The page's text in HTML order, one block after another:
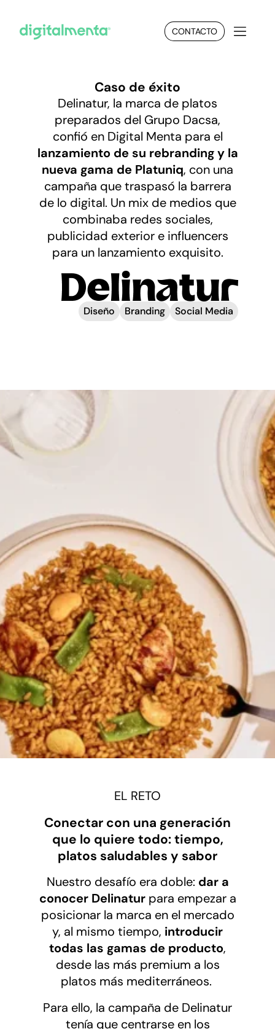
CONTACTO
Caso de éxito
Delinatur, la marca de platos
preparados del Grupo Dacsa,
confió en Digital Menta para el
lanzamiento de su rebranding y la
nueva gama de Platuniq, con una
campaña que traspasó la barrera
de lo digital. Un mix de medios que
combinaba redes sociales,
publicidad exterior e influencers
para un lanzamiento exquisito.
Diseño Branding Social Media
EL RETO
Conectar con una generación
que lo quiere todo: tiempo,
platos saludables y sabor
Nuestro desafío era doble: dar a
conocer Delinaturpara empezar a
posicionar la marca en el mercado
y, al mismo tiempo, introducir
todas las gamas de producto,
desde las más premium a los
platos más mediterráneos.
Para ello, la campaña de Delinatur
tenía que centrarse en los